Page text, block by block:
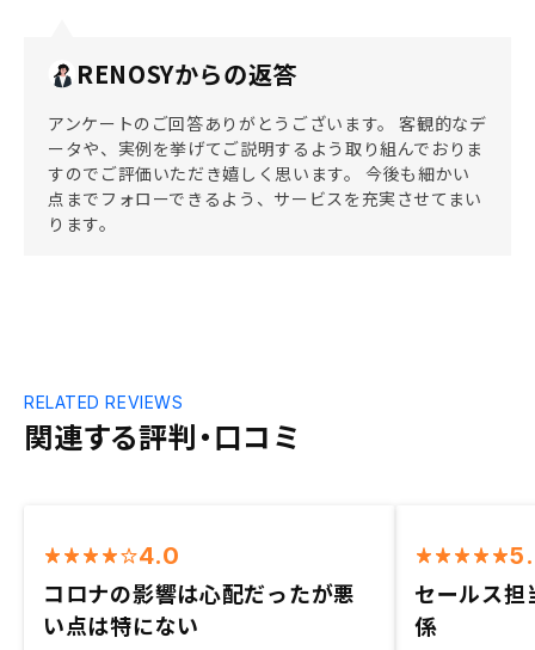
RENOSYからの返答
アンケートのご回答ありがとうございます。 客観的なデ
ータや、実例を挙げてご説明するよう取り組んでおりま
すのでご評価いただき嬉しく思います。 今後も細かい
点までフォローできるよう、サービスを充実させてまい
ります。
関連する評判・口コミ
RELATED REVIEWS
4.0
コロナの影響は心配だったが悪
い点は特にない
セールス担
係